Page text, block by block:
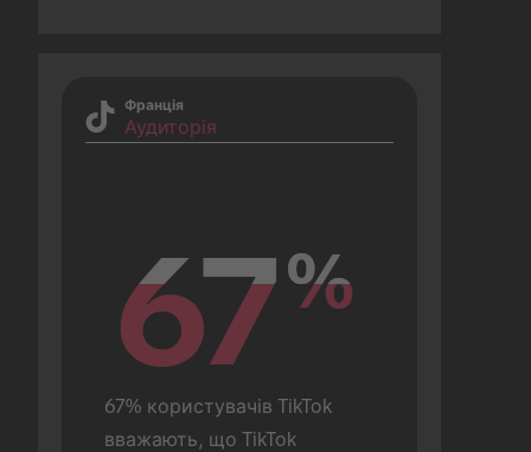
Франція
Аудиторія
67%
67%
67% користувачів TikTok
вважають, що TikTok